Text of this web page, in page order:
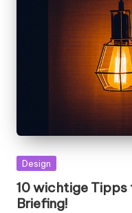
Posted
Design
10 wichtige Tipps
Briefing!